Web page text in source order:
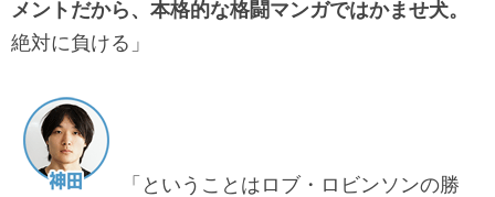
メントだから、本格的な格闘マンガではかませ犬。
絶対に負ける」
「ということはロブ・ロビンソンの勝